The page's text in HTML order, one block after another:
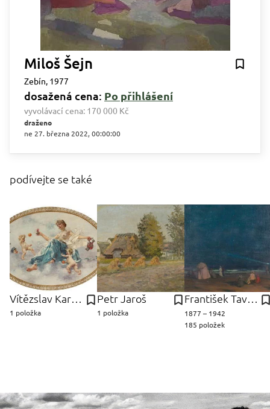
Miloš Šejn
Zebín, 1977
dosažená cena: Po přihlášení
vyvolávací cena: 170 000 Kč
draženo
ne 27. března 2022, 00:00:00
podívejte se také
Vítězslav Karel Mašek
1 položka
Petr Jaroš
1 položka
František Tavík Šimon
1877 – 1942
185 položek